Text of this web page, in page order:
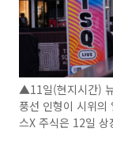
▲11일(현지시간)
풍선 인형이 시위의
스X 주식은 12일